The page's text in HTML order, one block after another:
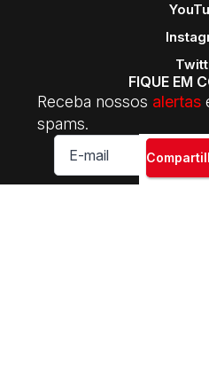
FIQUE EM
Receba nossos alertas
spams.
E-
mail
*